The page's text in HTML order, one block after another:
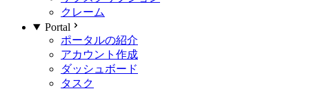
クレーム
Portal
ポータルの紹介
アカウント作成
ダッシュボード
タスク